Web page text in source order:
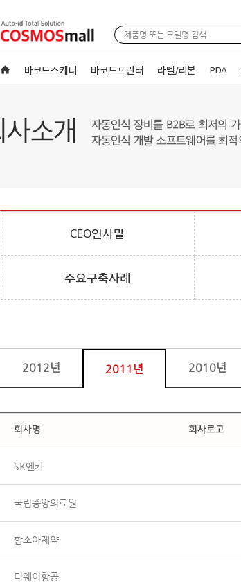
바코드스캐너 바코드프린터 라벨/리본 PDA
CEO인사말
주요구축사례
2012년 2011년 2010년
회사명 회사로고
SK엔카
국립중앙의료원
함소아제약
티웨이항공